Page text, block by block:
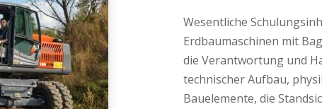
Wesentliche
Erdbaumaschinen mit
die Verantwortung und
technischer Aufbau,
Bauelemente, die